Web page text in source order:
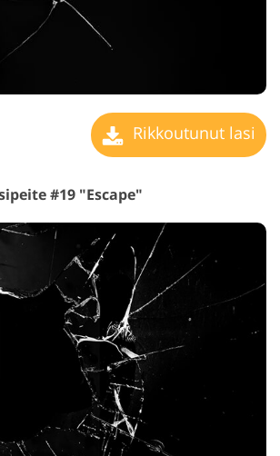
Rikkoutunut lasi
#19 "Escape"